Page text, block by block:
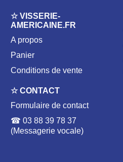
☆ VISSERIE-
AMERICAINE.FR
A propos
Panier
Conditions de vente
☆ CONTACT
Formulaire de contact
☎ 03 88 39 78 37
(Messagerie vocale)